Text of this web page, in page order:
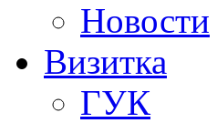
Новости
Визитка
ГУК